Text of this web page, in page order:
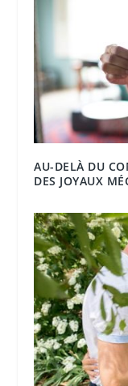
AU-DELÀ DU
DES JOYAUX